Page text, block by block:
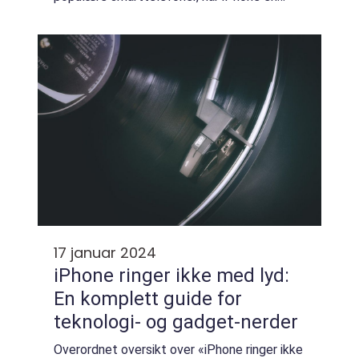
Imidlertid har noen brukere opplevd utfordr...
17 januar 2024
iPhone ringer ikke med lyd:
En komplett guide for
teknologi- og gadget-nerder
Overordnet oversikt over «iPhone ringer ikke